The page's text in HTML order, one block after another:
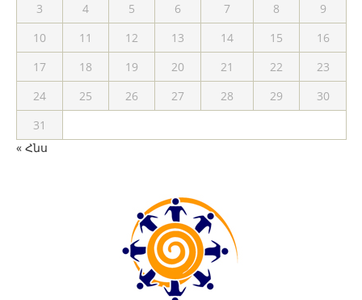
3
4 5 6 7 8
9
10
11 12 13 14 15
16
17
18 19 20 21 22
23
24
25 26 27 28 29
30
31
« Հնս